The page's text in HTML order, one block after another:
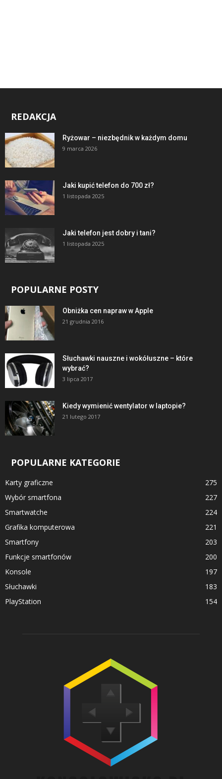
REDAKCJA
Ryżowar – niezbędnik w każdym domu
9 marca 2026
Jaki kupić telefon do 700 zł?
1 listopada 2025
Jaki telefon jest dobry i tani?
1 listopada 2025
POPULARNE POSTY
Obniżka cen napraw w Apple
21 grudnia 2016
Słuchawki nauszne i wokółuszne – które
wybrać?
3 lipca 2017
Kiedy wymienić wentylator w laptopie?
21 lutego 2017
POPULARNE KATEGORIE
Karty graficzne
275
Wybór smartfona
227
Smartwatche
224
Grafika komputerowa
221
Smartfony
203
Funkcje smartfonów
200
Konsole
197
Słuchawki
183
PlayStation
154